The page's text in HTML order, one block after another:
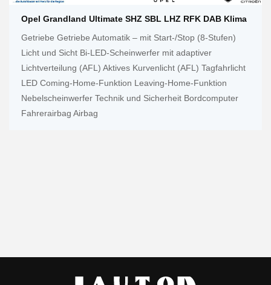
Opel Grandland Ultimate SHZ SBL LHZ RFK DAB Klima
Getriebe Getriebe Automatik – mit Start-/Stop (8-Stufen)
Licht und Sicht Bi-LED-Scheinwerfer mit adaptiver
Lichtverteilung (AFL) Aktives Kurvenlicht (AFL) Tagfahrlicht
LED Coming-Home-Funktion Leaving-Home-Funktion
Nebelscheinwerfer Technik und Sicherheit Bordcomputer
Fahrerairbag Airbag